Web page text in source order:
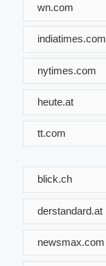
wn.com
indiatimes.com
nytimes.com
heute.at
tt.com
blick.ch
derstandard.at
newsmax.com